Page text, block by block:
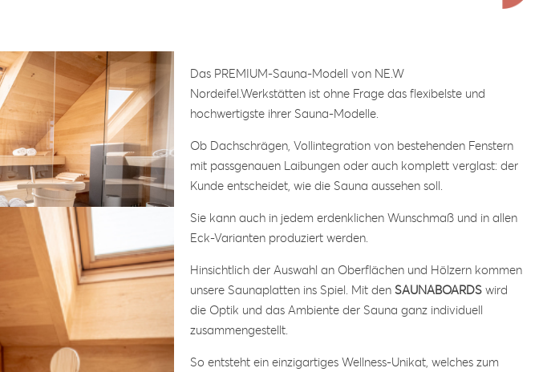
Das PREMIUM-Sauna-Modell von NE.W
Nordeifel.Werkstätten ist ohne Frage das flexibelste und
hochwertigste ihrer Sauna-Modelle.
Ob Dachschrägen, Vollintegration von bestehenden Fenstern
mit passgenauen Laibungen oder auch komplett verglast: der
Kunde entscheidet, wie die Sauna aussehen soll.
Sie kann auch in jedem erdenklichen Wunschmaß und in allen
Eck-Varianten produziert werden.
Hinsichtlich der Auswahl an Oberflächen und Hölzern kommen
unsere Saunaplatten ins Spiel. Mit denSAUNABOARDS wird
die Optik und das Ambiente der Sauna ganz individuell
zusammengestellt.
So entsteht ein einzigartiges Wellness-Unikat, welches zum